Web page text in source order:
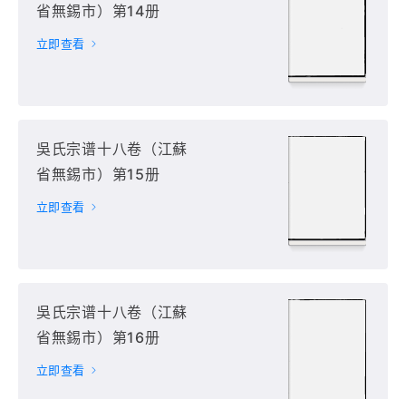
省無錫市）第14册
立即查看
吳氏宗谱十八卷（江蘇
省無錫市）第15册
立即查看
吳氏宗谱十八卷（江蘇
省無錫市）第16册
立即查看